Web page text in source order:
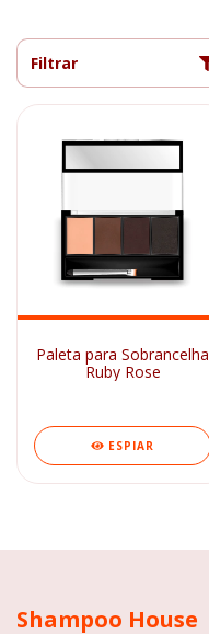
Filtrar
Paleta para Sobrancelha
Ruby Rose
ESPIAR
Shampoo House